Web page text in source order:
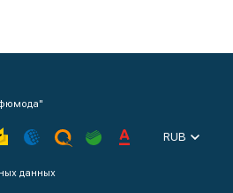
RUB
данных